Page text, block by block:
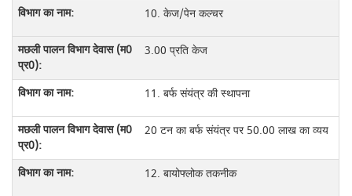
10. केज/पेन कल्चर
3.00 प्रति केज
11. बर्फ संयंत्र की स्थापना
20 टन का बर्फ संयंत्र पर 50.00 लाख का व्यय
12. बायोफ्लोक तकनीक